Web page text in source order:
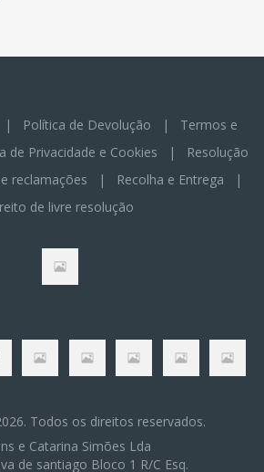
| Política de Devolução | Termos e
de Privacidade e Cookies |
Resolução
reclamações | Recolha e Entrega |
de livre resolução
Todos os direitos reservados.
e Catarina Simões Lda
de santiago Bloco 1 R/C Esq.